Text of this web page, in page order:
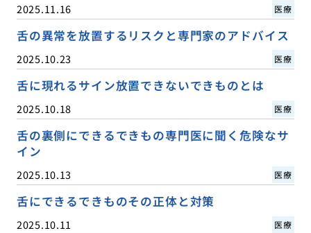
2025.11.16 医療
舌の異常を放置するリスクと専門家のアドバイス
2025.10.23 医療
舌に現れるサイン放置できないできものとは
2025.10.18 医療
舌の裏側にできるできもの専門医に聞く危険なサ
イン
2025.10.13 医療
舌にできるできものその正体と対策
2025.10.11 医療